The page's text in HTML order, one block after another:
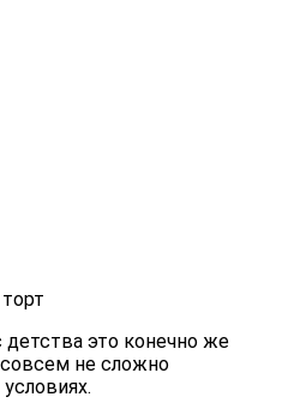
это конечно же
не сложно